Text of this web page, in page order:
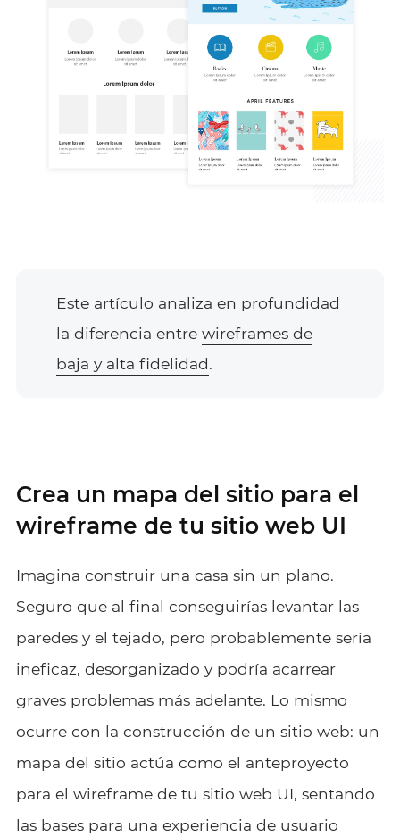
Este artículo analiza en profundidad
la diferencia entre wireframes de
baja y alta fidelidad.
Crea un mapa del sitio para el
wireframe de tu sitio web UI
Imagina construir una casa sin un plano.
Seguro que al final conseguirías levantar las
paredes y el tejado, pero probablemente sería
ineficaz, desorganizado y podría acarrear
graves problemas más adelante. Lo mismo
ocurre con la construcción de un sitio web: un
mapa del sitio actúa como el anteproyecto
para el wireframe de tu sitio web UI, sentando
las bases para una experiencia de usuario